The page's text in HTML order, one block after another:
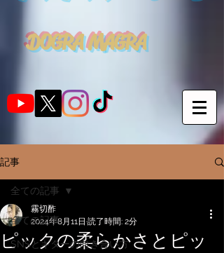
DOGRA MAGRA
記事
全ての記事
SNSとギターの向き合い方
全ての記事
ピックの柔らかさとピッ
霧切酢
2024年8月11日 読了時間: 2分